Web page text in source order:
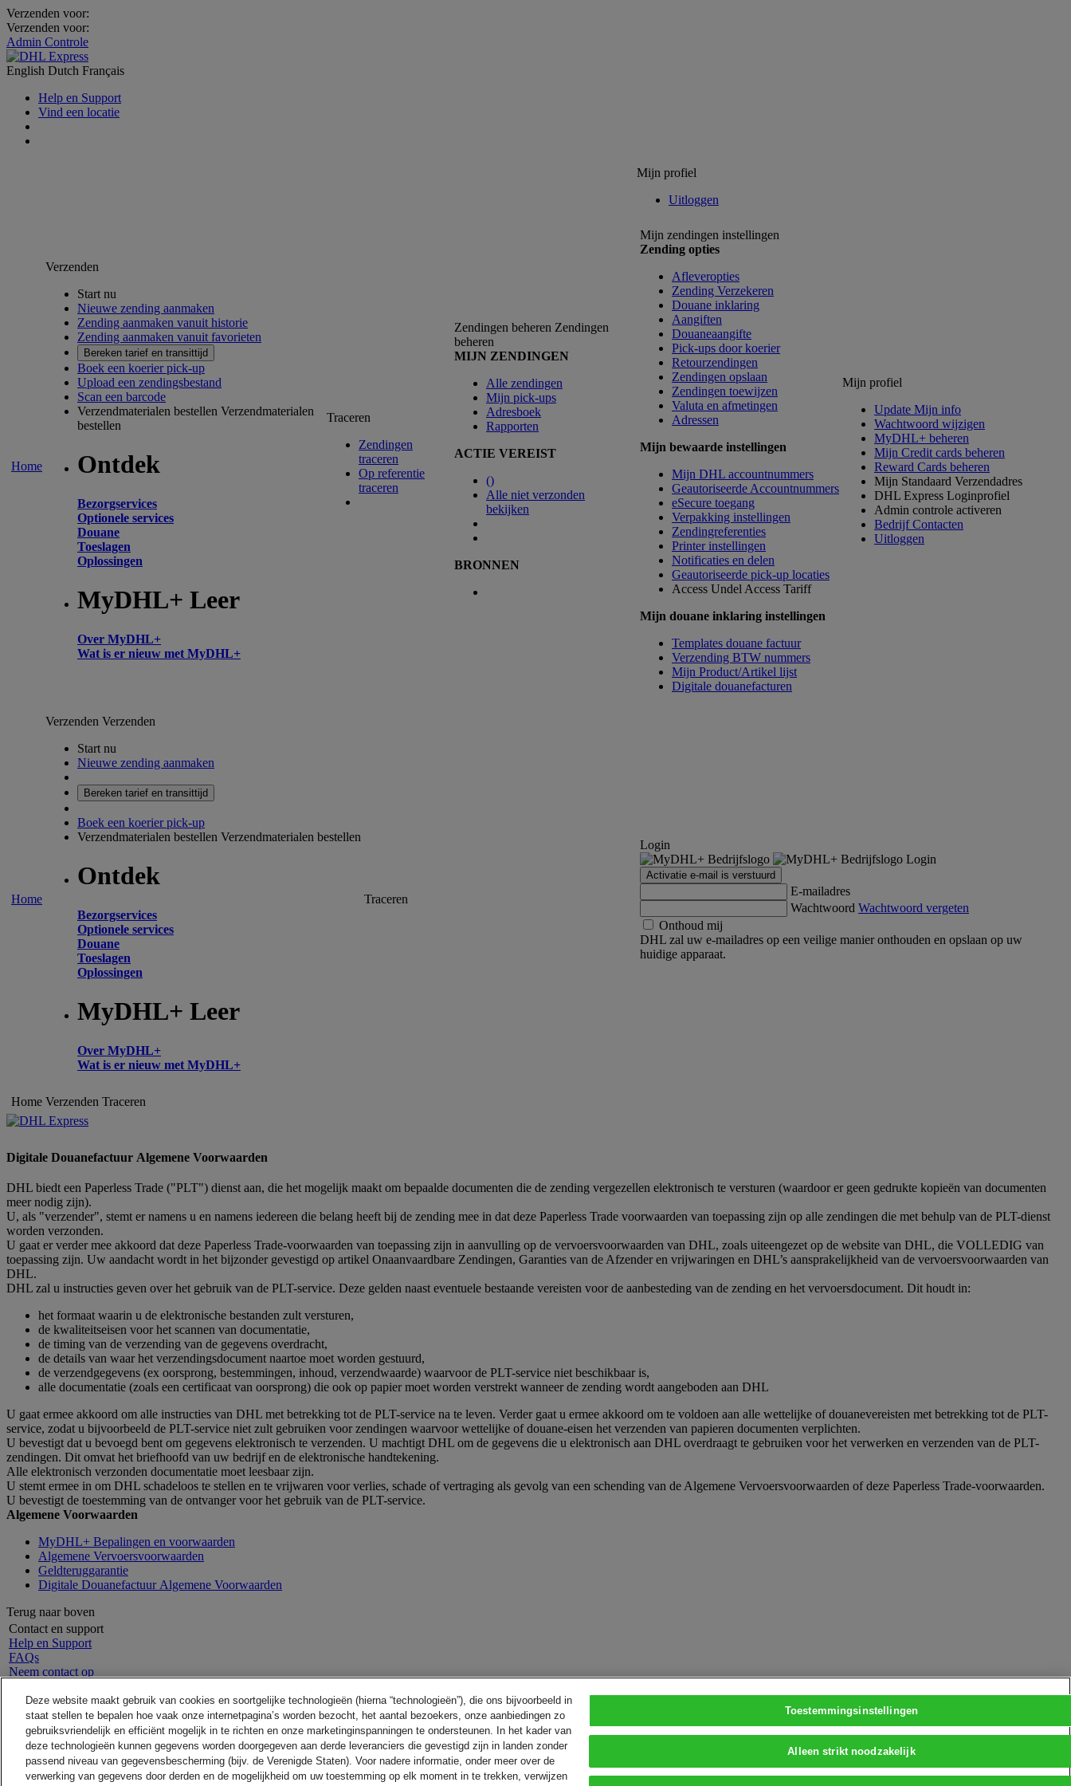
Verzenden voor:
Verzenden voor:
Admin Controle
English Dutch Français
Help en Support
Vind een locatie
Mijn profiel
Uitloggen
Home
Verzenden
Start nu
Nieuwe zending aanmaken
Zending aanmaken vanuit historie
Zending aanmaken vanuit favorieten
Bereken tarief en transittijd
Boek een koerier pick-up
Upload een zendingsbestand
Scan een barcode
Verzendmaterialen bestellen Verzendmaterialen
bestellen
Ontdek
Bezorgservices
Optionele services
Douane
Toeslagen
Oplossingen
MyDHL+ Leer
Over MyDHL+
Wat is er nieuw met MyDHL+
Traceren
Zendingen
traceren
Op referentie
traceren
Zendingen beheren Zendingen
beheren
MIJN ZENDINGEN
Alle zendingen
Mijn pick-ups
Adresboek
Rapporten
ACTIE VEREIST
()
Alle niet verzonden
bekijken
BRONNEN
Mijn zendingen instellingen
Zending opties
Afleveropties
Zending Verzekeren
Douane inklaring
Aangiften
Douaneaangifte
Pick-ups door koerier
Retourzendingen
Zendingen opslaan
Zendingen toewijzen
Valuta en afmetingen
Adressen
Mijn bewaarde instellingen
Mijn DHL accountnummers
Geautoriseerde Accountnummers
eSecure toegang
Verpakking instellingen
Zendingreferenties
Printer instellingen
Notificaties en delen
Geautoriseerde pick-up locaties
Access Undel Access Tariff
Mijn douane inklaring instellingen
Templates douane factuur
Verzending BTW nummers
Mijn Product/Artikel lijst
Digitale douanefacturen
Mijn profiel
Update Mijn info
Wachtwoord wijzigen
MyDHL+ beheren
Mijn Credit cards beheren
Reward Cards beheren
Mijn Standaard Verzendadres
DHL Express Loginprofiel
Admin controle activeren
Bedrijf Contacten
Uitloggen
Home
Verzenden Verzenden
Start nu
Nieuwe zending aanmaken
Bereken tarief en transittijd
Boek een koerier pick-up
Verzendmaterialen bestellen Verzendmaterialen bestellen
Ontdek
Bezorgservices
Optionele services
Douane
Toeslagen
Oplossingen
MyDHL+ Leer
Over MyDHL+
Wat is er nieuw met MyDHL+
Traceren
Login
Login
Activatie e-mail is verstuurd
E-mailadres
Wachtwoord Wachtwoord vergeten
Onthoud mij
DHL zal uw e-mailadres op een veilige manier onthouden en opslaan op uw
huidige apparaat.
Home Verzenden Traceren
Digitale Douanefactuur Algemene Voorwaarden
DHL biedt een Paperless Trade ("PLT") dienst aan, die het mogelijk maakt om bepaalde documenten die de zending vergezellen elektronisch te versturen (waardoor er geen gedrukte kopieën van documenten
meer nodig zijn).
U, als "verzender", stemt er namens u en namens iedereen die belang heeft bij de zending mee in dat deze Paperless Trade voorwaarden van toepassing zijn op alle zendingen die met behulp van de PLT-dienst
worden verzonden.
U gaat er verder mee akkoord dat deze Paperless Trade-voorwaarden van toepassing zijn in aanvulling op de vervoersvoorwaarden van DHL, zoals uiteengezet op de website van DHL, die VOLLEDIG van
toepassing zijn. Uw aandacht wordt in het bijzonder gevestigd op artikel Onaanvaardbare Zendingen, Garanties van de Afzender en vrijwaringen en DHL’s aansprakelijkheid van de vervoersvoorwaarden van
DHL.
DHL zal u instructies geven over het gebruik van de PLT-service. Deze gelden naast eventuele bestaande vereisten voor de aanbesteding van de zending en het vervoersdocument. Dit houdt in:
het formaat waarin u de elektronische bestanden zult versturen,
de kwaliteitseisen voor het scannen van documentatie,
de timing van de verzending van de gegevens overdracht,
de details van waar het verzendingsdocument naartoe moet worden gestuurd,
de verzendgegevens (ex oorsprong, bestemmingen, inhoud, verzendwaarde) waarvoor de PLT-service niet beschikbaar is,
alle documentatie (zoals een certificaat van oorsprong) die ook op papier moet worden verstrekt wanneer de zending wordt aangeboden aan DHL
U gaat ermee akkoord om alle instructies van DHL met betrekking tot de PLT-service na te leven. Verder gaat u ermee akkoord om te voldoen aan alle wettelijke of douanevereisten met betrekking tot de PLT-
service, zodat u bijvoorbeeld de PLT-service niet zult gebruiken voor zendingen waarvoor wettelijke of douane-eisen het verzenden van papieren documenten verplichten.
U bevestigt dat u bevoegd bent om gegevens elektronisch te verzenden. U machtigt DHL om de gegevens die u elektronisch aan DHL overdraagt te gebruiken voor het verwerken en verzenden van de PLT-
zendingen. Dit omvat het briefhoofd van uw bedrijf en de elektronische handtekening.
Alle elektronisch verzonden documentatie moet leesbaar zijn.
U stemt ermee in om DHL schadeloos te stellen en te vrijwaren voor verlies, schade of vertraging als gevolg van een schending van de Algemene Vervoersvoorwaarden of deze Paperless Trade-voorwaarden.
U bevestigt de toestemming van de ontvanger voor het gebruik van de PLT-service.
Algemene Voorwaarden
MyDHL+ Bepalingen en voorwaarden
Algemene Vervoersvoorwaarden
Geldteruggarantie
Digitale Douanefactuur Algemene Voorwaarden
Terug naar boven
Contact en support
Help en Support
FAQs
Neem contact op
Juridisch
Algemene Voorwaarden
Geldteruggarantie
Privacyverklaring
Meldingen
Fraudebewustzijn
Over DHL
Pers
Carrière
Wettelijke Kennisgeving
Deze website maakt gebruik van cookies en soortgelijke technologieën (hierna “technologieën”), die ons bijvoorbeeld in
staat stellen te bepalen hoe vaak onze internetpagina’s worden bezocht, het aantal bezoekers, onze aanbiedingen zo
gebruiksvriendelijk en efficiënt mogelijk in te richten en onze marketinginspanningen te ondersteunen. In het kader van
deze technologieën kunnen gegevens worden doorgegeven aan derde leveranciers die gevestigd zijn in landen zonder
passend niveau van gegevensbescherming (bijv. de Verenigde Staten). Voor nadere informatie, onder meer over de
verwerking van gegevens door derden en de mogelijkheid om uw toestemming op elk moment in te trekken, verwijzen
Toestemmingsinstellingen
Alleen strikt noodzakelijk